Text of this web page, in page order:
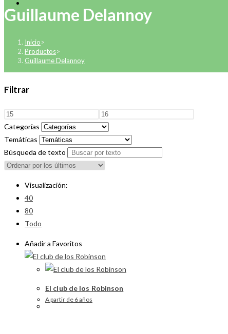
Guillaume Delannoy
Inicio>
Productos>
Guillaume Delannoy
Filtrar
Categorías
Temáticas
Búsqueda de texto
Visualización:
40
80
Todo
Añadir a Favoritos
El club de los Robinson
A partir de 6 años